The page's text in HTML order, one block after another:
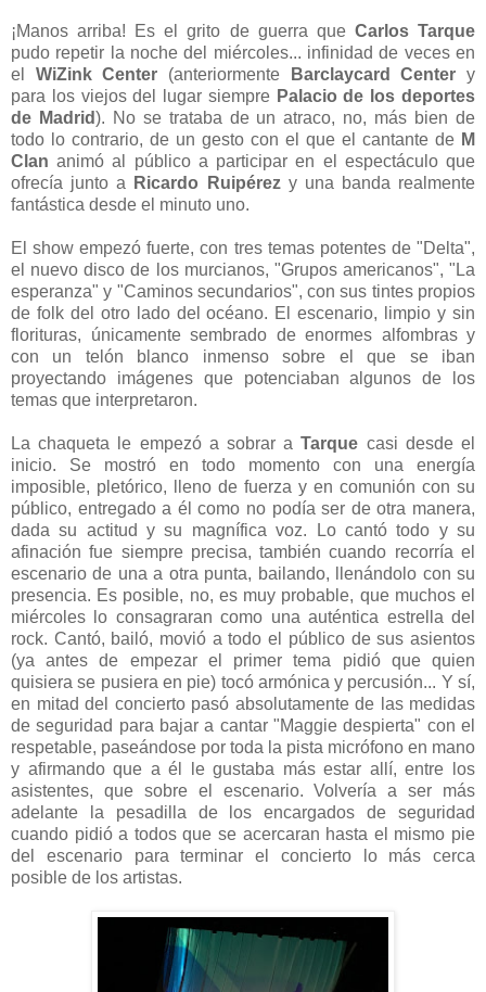
¡Manos arriba! Es el grito de guerra que Carlos Tarque
pudo repetir la noche del miércoles... infinidad de veces en
el WiZink Center (anteriormente Barclaycard Centery
para los viejos del lugar siemprePalacio de los deportes
de Madrid). No se trataba de un atraco, no, más bien de
todo lo contrario, de un gesto con el que el cantante de M
Clan animó al público a participar en el espectáculo que
ofrecía junto a
Ricardo Ruipérezy una banda realmente
fantástica desde el minuto uno.
El show empezó fuerte, con tres temas potentes de "Delta",
el nuevo disco de los murcianos, "Grupos americanos", "La
esperanza" y "Caminos secundarios", con sus tintes propios
de folk del otro lado del océano. El escenario, limpio y sin
florituras, únicamente sembrado de enormes alfombras y
con un telón blanco inmenso sobre el que se iban
proyectando imágenes que potenciaban algunos de los
temas que interpretaron.
La chaqueta le empezó a sobrar aTarque casi desde el
inicio. Se mostró en todo momento con una energía
imposible, pletórico, lleno de fuerza y en comunión con su
público, entregado a él como no podía ser de otra manera,
dada su actitud y su magnífica voz. Lo cantó todo y su
afinación fue siempre precisa, también cuando recorría el
escenario de una a otra punta, bailando, llenándolo con su
presencia. Es posible, no, es muy probable, que muchos el
miércoles lo consagraran como una auténtica estrella del
rock. Cantó, bailó, movió a todo el público de sus asientos
(ya antes de empezar el primer tema pidió que quien
quisiera se pusiera en pie) tocó armónica y percusión... Y sí,
en mitad del concierto pasó absolutamente de las medidas
de seguridad para bajar a cantar "Maggie despierta" con el
respetable, paseándose por toda la pista micrófono en mano
y afirmando que a él le gustaba más estar allí, entre los
asistentes, que sobre el escenario. Volvería a ser más
adelante la pesadilla de los encargados de seguridad
cuando pidió a todos que se acercaran hasta el mismo pie
del escenario para terminar el concierto lo más cerca
posible de los artistas.